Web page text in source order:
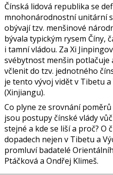
Čínská lidová republika se
mnohonárodnostní unitární
obývají tzv. menšinové
bývala typickým rysem Číny,
i tamní vládou. Za Xi
svébytnost menšin potlačuje
včlenit do tzv. jednotného
je tento vývoj vidět v Tibetu
(Xinjiangu).
Co plyne ze srovnání
jsou postupy čínské vlády
stejné a kde se liší a proč? O
dopadech nejen v Tibetu a
promluví badatelé
Ptáčková a Ondřej Klimeš.